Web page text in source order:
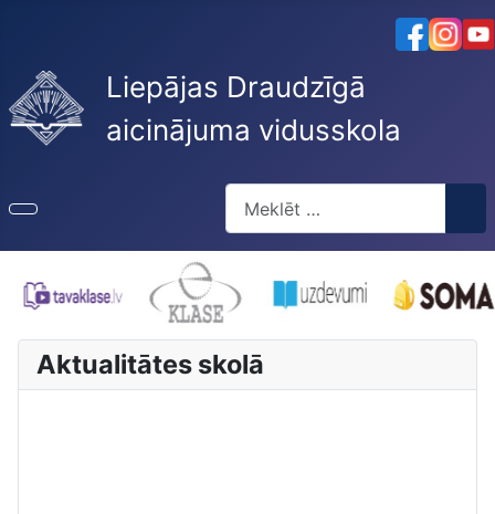
Liepājas Draudzīgā
aicinājuma vidusskola
Type 2 or more characters for
Aktualitātes skolā